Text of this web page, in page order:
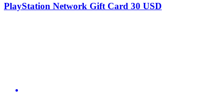
PlayStation Network Gift Card 30 USD